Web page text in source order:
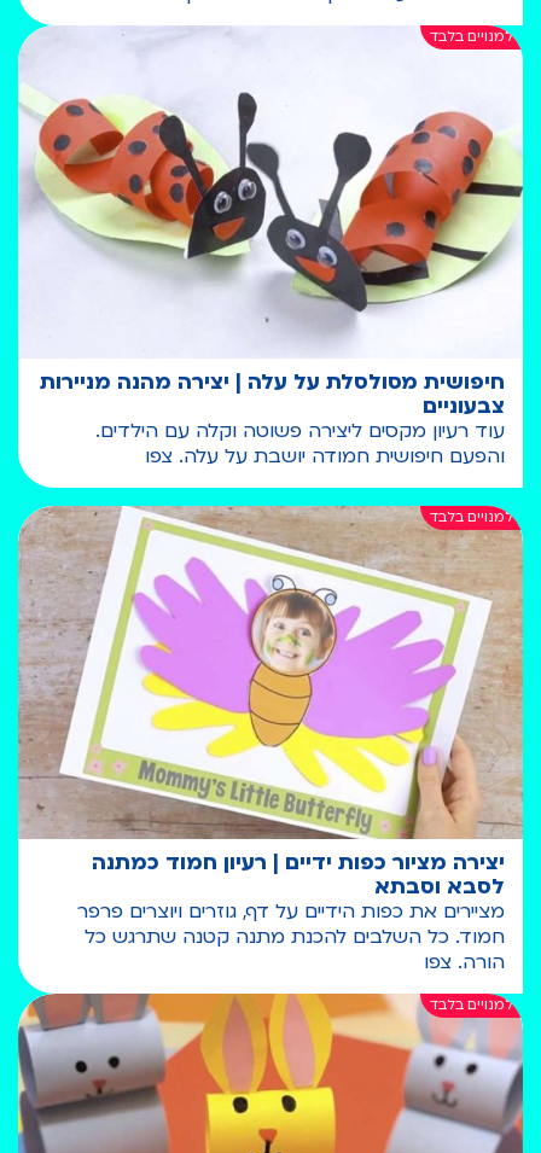
חיפושית מסולסלת על עלה | יצירה מהנה מניירות
צבעוניים
עוד רעיון מקסים ליצירה פשוטה וקלה עם הילדים.
והפעם חיפושית חמודה יושבת על עלה. צפו
יצירה מציור כפות ידיים | רעיון חמוד כמתנה
לסבא וסבתא
מציירים את כפות הידיים על דף, גוזרים ויוצרים פרפר
חמוד. כל השלבים להכנת מתנה קטנה שתרגש כל
הורה. צפו